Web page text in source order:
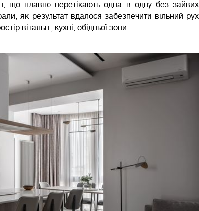
що плавно перетікають одна в одну без зайвих
як результат вдалося забезпечити вільний рух
вітальні, кухні, обідньої зони.